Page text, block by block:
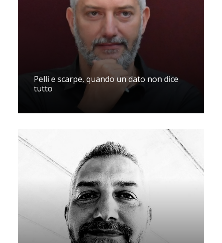
Pelli e scarpe, quando un dato non dice
tutto